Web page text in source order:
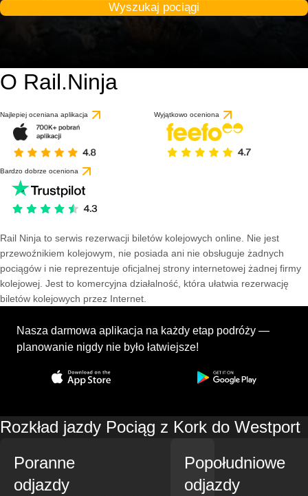
Wyszukaj pociągi
O Rail.Ninja
Najlepiej oceniana aplikacja Wyjątkowo oceniona
Bardzo dobrze oceniona
Rail Ninja to serwis rezerwacji biletów kolejowych online. Nie jest
przewoźnikiem kolejowym, nie posiada ani nie obsługuje żadnych
pociągów i nie reprezentuje oficjalnej strony internetowej żadnej firmy
kolejowej. Jest to komercyjna działalność, która ułatwia rezerwację
biletów kolejowych przez Internet.
Nasza darmowa aplikacja na każdy etap podróży —
planowanie nigdy nie było łatwiejsze!
Rozkład jazdy Pociąg z Kork do Westport
Poranne
odjazdy
Popołudniowe
odjazdy